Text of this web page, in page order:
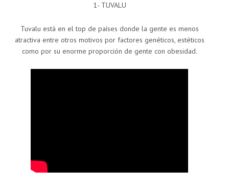
1- TUVALU
Tuvalu está en el top de países donde la gente es menos
atractiva entre otros motivos por factores genéticos, estéticos
como por su enorme proporción de gente con obesidad.